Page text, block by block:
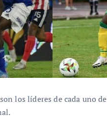
son los líderes de cada uno